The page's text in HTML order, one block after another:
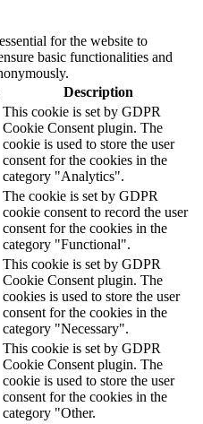
for the website to
basic functionalities and
Description
This cookie is set by GDPR
Cookie Consent plugin. The
cookie is used to store the user
consent for the cookies in the
category "Analytics".
The cookie is set by GDPR
cookie consent to record the user
consent for the cookies in the
category "Functional".
This cookie is set by GDPR
Cookie Consent plugin. The
cookies is used to store the user
consent for the cookies in the
category "Necessary".
This cookie is set by GDPR
Cookie Consent plugin. The
cookie is used to store the user
consent for the cookies in the
category "Other.